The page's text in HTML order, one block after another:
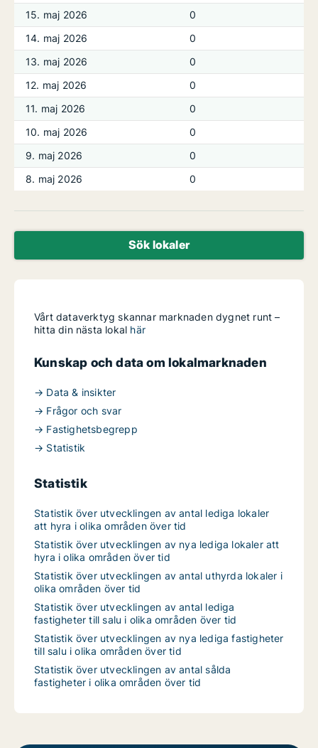
15. maj 2026
0
14. maj 2026
0
13. maj 2026
0
12. maj 2026
0
11. maj 2026
0
10. maj 2026
0
9. maj 2026
0
8. maj 2026
0
Sök lokaler
Vårt dataverktyg skannar marknaden dygnet runt –
hitta din nästa lokal här
Kunskap och data om lokalmarknaden
→ Data & insikter
→ Frågor och svar
→ Fastighetsbegrepp
→ Statistik
Statistik
Statistik över utvecklingen av antal lediga lokaler
att hyra i olika områden över tid
Statistik över utvecklingen av nya lediga lokaler att
hyra i olika områden över tid
Statistik över utvecklingen av antal uthyrda lokaler i
olika områden över tid
Statistik över utvecklingen av antal lediga
fastigheter till salu i olika områden över tid
Statistik över utvecklingen av nya lediga fastigheter
till salu i olika områden över tid
Statistik över utvecklingen av antal sålda
fastigheter i olika områden över tid